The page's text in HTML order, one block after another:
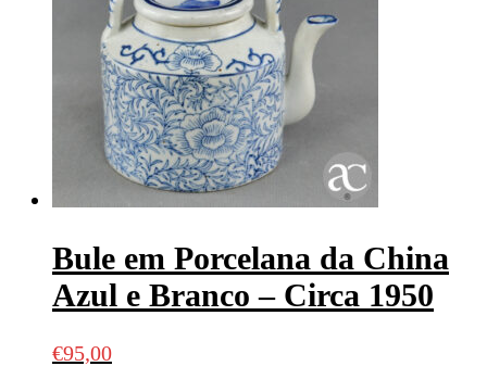
Bule em Porcelana da China
Azul e Branco – Circa 1950
€95,00